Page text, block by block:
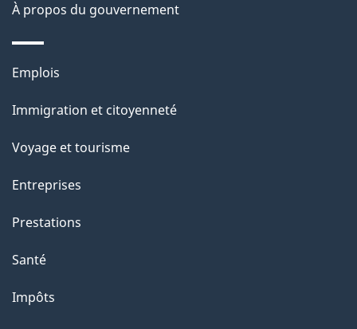
n
s
u
r
c
t
t
a
e
À propos du gouvernement
Thèmes
sujets
Emplois
Immigration et citoyenneté
Voyage et tourisme
Entreprises
Prestations
Santé
Impôts